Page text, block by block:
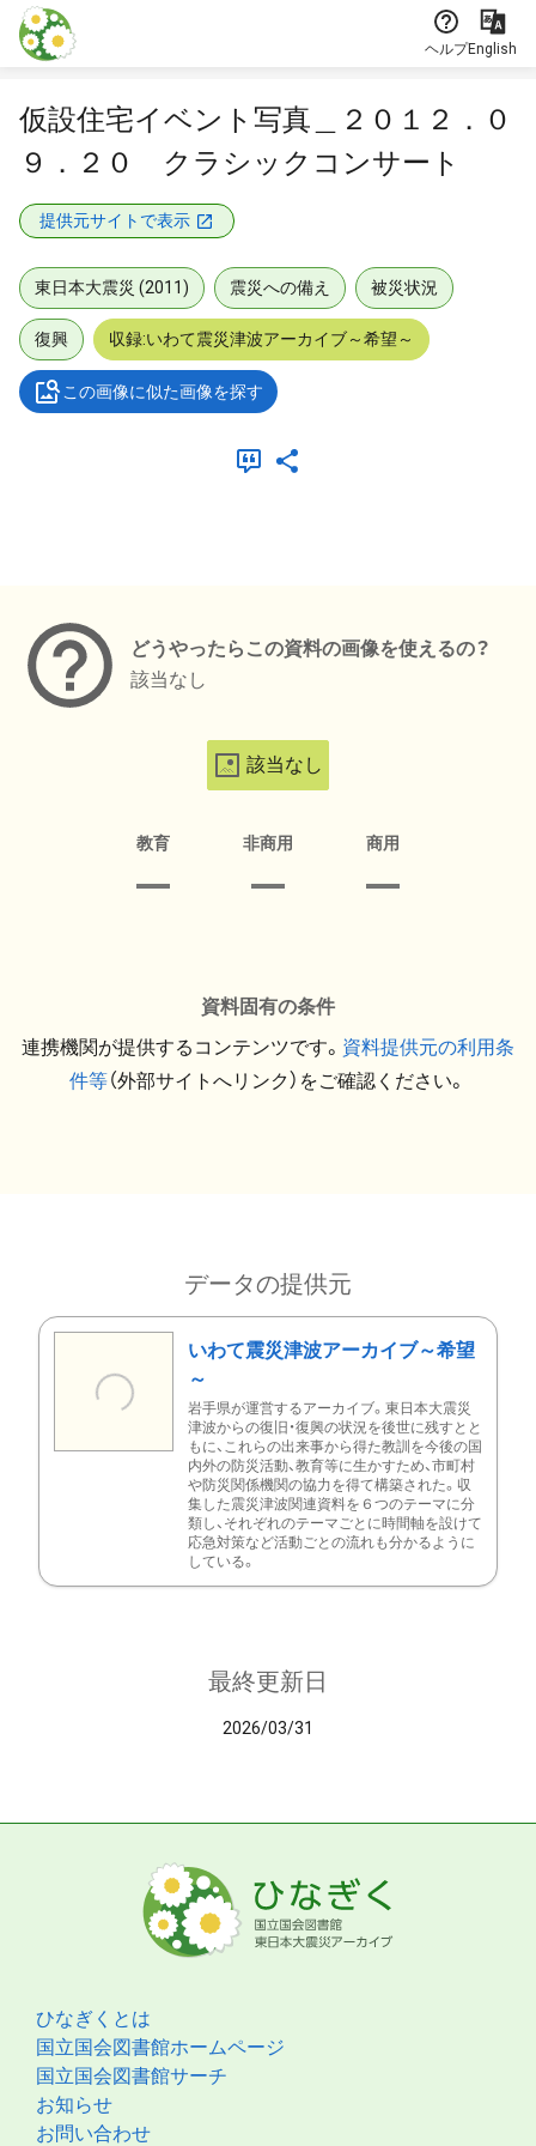
本文に飛ぶ
ヘルプEnglish
仮設住宅イベント写真＿２０１２．０
９．２０ クラシックコンサート
提供元サイトで表示
東日本大震災 (2011) 震災への備え 被災状況
復興 収録:いわて震災津波アーカイブ～希望～
この画像に似た画像を探す
どうやったらこの資料の画像を使えるの？
該当なし
該当なし
教育 非商用 商用
資料固有の条件
連携機関が提供するコンテンツです。 資料提供元の利用条
件等（外部サイトへリンク）をご確認ください。
データの提供元
いわて震災津波アーカイブ～希望
～
岩手県が運営するアーカイブ。東日本大震災
津波からの復旧・復興の状況を後世に残すとと
もに、これらの出来事から得た教訓を今後の国
内外の防災活動、教育等に生かすため、市町村
や防災関係機関の協力を得て構築された。収
集した震災津波関連資料を６つのテーマに分
類し、それぞれのテーマごとに時間軸を設けて
応急対策など活動ごとの流れも分かるように
している。
最終更新日
2026/03/31
ひなぎくとは
国立国会図書館ホームページ
国立国会図書館サーチ
お知らせ
お問い合わせ